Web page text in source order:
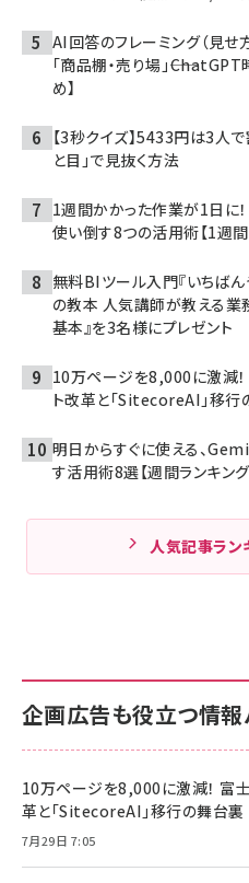
AI回答のフレーミング（見せ
「商品棚・売り場」
め】
【3秒クイズ】5433円は3人
と目」で見抜く方法
1週間かかった作業が1日
使い倒す8つの活用術【1週間
無料BIツール入門『いちば
の教本 人気講師が教える業
基本』を3名様にプレゼント
10万ページを8,000に激減
ト改革と「SitecoreAI」移行
明日からすぐに使える、
す活用術8選【週間ランキング
人気記事ラン
企画広告も役立つ情報
10万ページを8,000に激減！ 富
革と「SitecoreAI」移行の舞台裏
7月29日 7:05